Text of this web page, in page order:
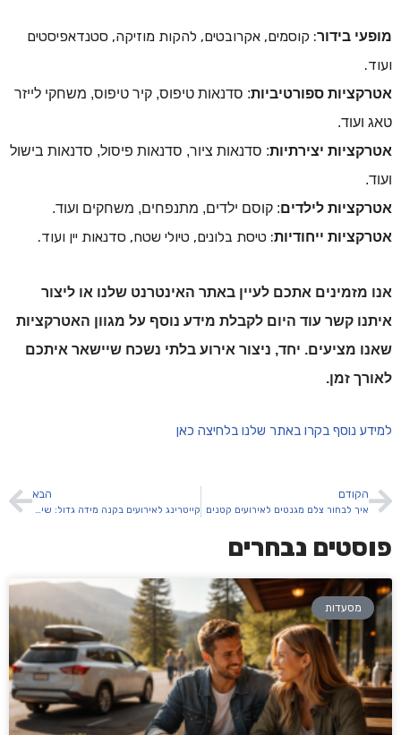
מופעי בידור: קוסמים, אקרובטים, להקות מוזיקה, סטנדאפיסטים
ועוד.
אטרקציות ספורטיביות: סדנאות טיפוס, קיר טיפוס, משחקי לייזר
טאג ועוד.
אטרקציות יצירתיות: סדנאות ציור, סדנאות פיסול, סדנאות בישול
ועוד.
אטרקציות לילדים: קוסם ילדים, מתנפחים, משחקים ועוד.
אטרקציות ייחודיות: טיסת בלונים, טיולי שטח, סדנאות יין ועוד.
אנו מזמינים אתכם לעיין באתר האינטרנט שלנו או ליצור
איתנו קשר עוד היום לקבלת מידע נוסף על מגוון האטרקציות
שאנו מציעים. יחד, ניצור אירוע בלתי נשכח שיישאר איתכם
לאורך זמן.
למידע נוסף בקרו באתר שלנו בלחיצה כאן
הקודם
איך לבחור צלם מגנטים לאירועים קטנים
הבא
קייטרינג לאירועים בקנה מידה גדול: שיטות עבודה מומלצות
פוסטים נבחרים
מסעדות